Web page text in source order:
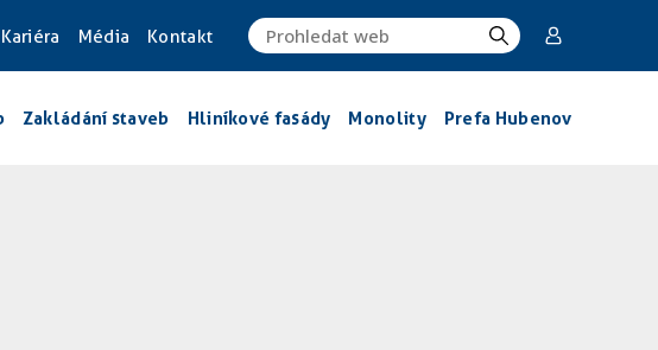
Kariéra Média Kontakt
Zakládání staveb Hliníkové fasády Monolity Prefa Hubenov